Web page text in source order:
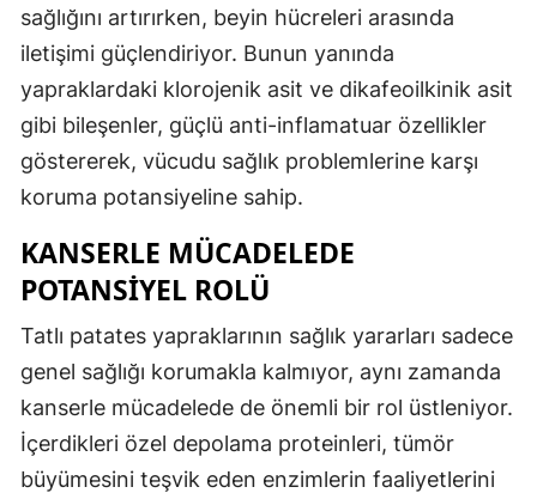
sağlığını artırırken, beyin hücreleri arasında
iletişimi güçlendiriyor. Bunun yanında
yapraklardaki klorojenik asit ve dikafeoilkinik asit
gibi bileşenler, güçlü anti-inflamatuar özellikler
göstererek, vücudu sağlık problemlerine karşı
koruma potansiyeline sahip.
KANSERLE MÜCADELEDE
POTANSIYEL ROLÜ
Tatlı patates yapraklarının sağlık yararları sadece
genel sağlığı korumakla kalmıyor, aynı zamanda
kanserle mücadelede de önemli bir rol üstleniyor.
İçerdikleri özel depolama proteinleri, tümör
büyümesini teşvik eden enzimlerin faaliyetlerini